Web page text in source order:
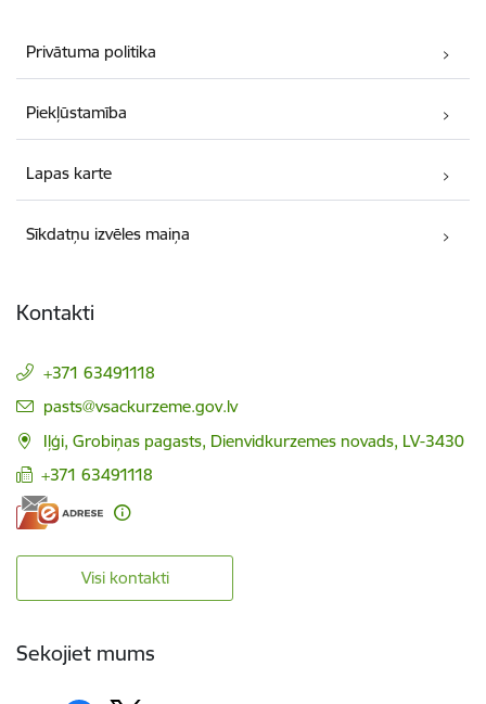
Privātuma politika
Piekļūstamība
Lapas karte
Sīkdatņu izvēles maiņa
Kontakti
+371 63491118
E-pasts:
pasts@vsackurzeme.gov.lv
Iļģi, Grobiņas pagasts, Dienvidkurzemes novads, LV-3430
+371 63491118
Visi kontakti
Sekojiet mums